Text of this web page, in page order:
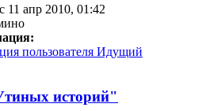
11 апр 2010, 01:42
пользователя Идущий
историй"